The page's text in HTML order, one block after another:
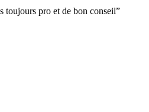
toujours pro et de bon conseil”